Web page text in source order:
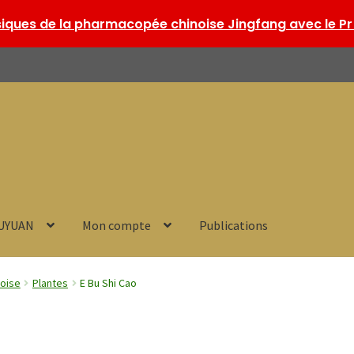
Mon compte Publications
Plantes E Bu Shi Cao
de la pharmacopée chinoise Jingfang avec le